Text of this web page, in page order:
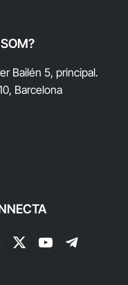
Bailén 5, principal.
Barcelona
X
YouTubeTelegram